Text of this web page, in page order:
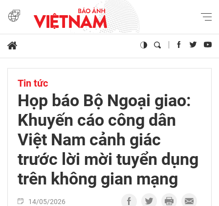
Tin tức
Họp báo Bộ Ngoại giao:
Khuyến cáo công dân
Việt Nam cảnh giác
trước lời mời tuyển dụng
trên không gian mạng
14/05/2026